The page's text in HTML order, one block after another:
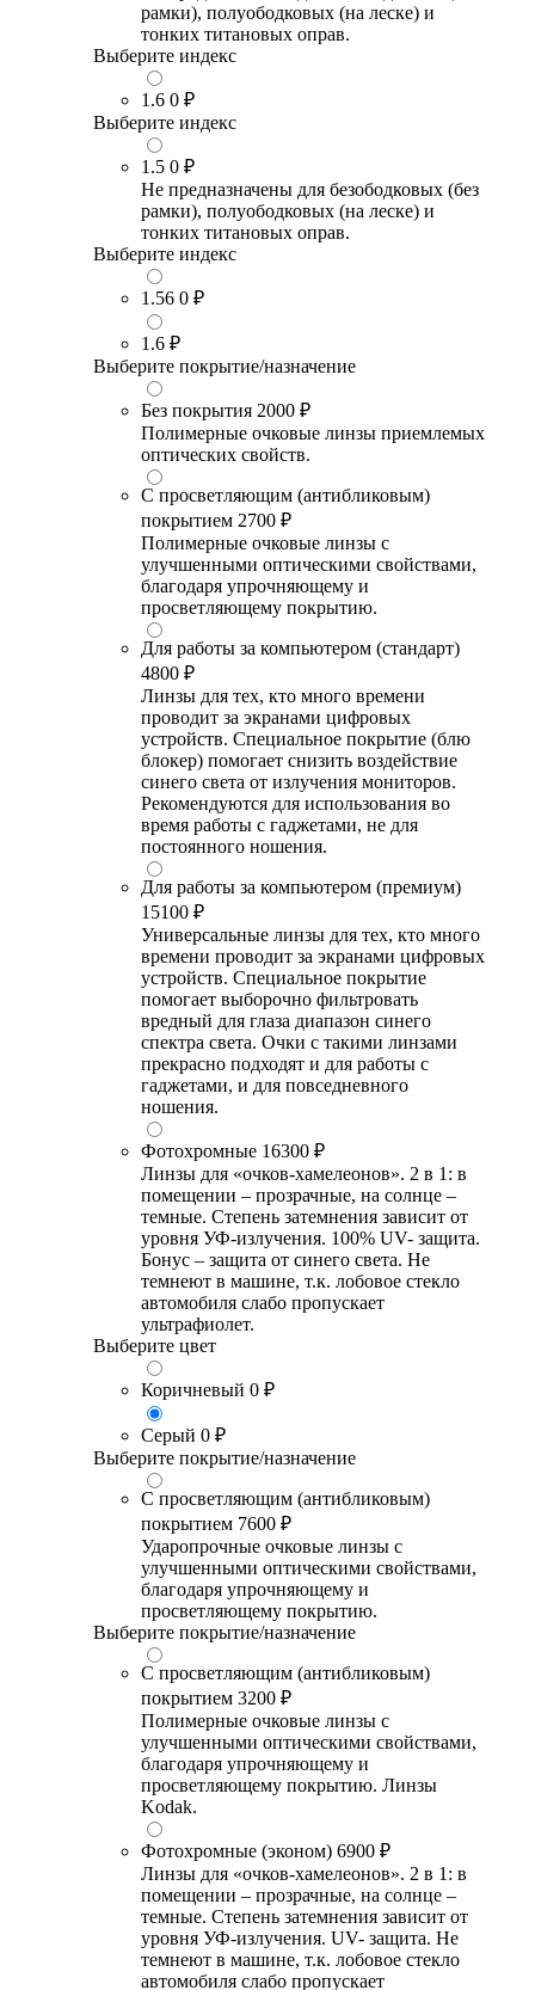
рамки), полуободковых (на леске) и
тонких титановых оправ.
Выберите индекс
1.6 0 ₽
Выберите индекс
1.5 0 ₽
Не предназначены для безободковых (без
рамки), полуободковых (на леске) и
тонких титановых оправ.
Выберите индекс
1.56 0 ₽
1.6 ₽
Выберите покрытие/назначение
Без покрытия 2000 ₽
Полимерные очковые линзы приемлемых
оптических свойств.
С просветляющим (антибликовым)
покрытием 2700 ₽
Полимерные очковые линзы с
улучшенными оптическими свойствами,
благодаря упрочняющему и
просветляющему покрытию.
Для работы за компьютером (стандарт)
4800 ₽
Линзы для тех, кто много времени
проводит за экранами цифровых
устройств. Специальное покрытие (блю
блокер) помогает снизить воздействие
синего света от излучения мониторов.
Рекомендуются для использования во
время работы с гаджетами, не для
постоянного ношения.
Для работы за компьютером (премиум)
15100 ₽
Универсальные линзы для тех, кто много
времени проводит за экранами цифровых
устройств. Специальное покрытие
помогает выборочно фильтровать
вредный для глаза диапазон синего
спектра света. Очки с такими линзами
прекрасно подходят и для работы с
гаджетами, и для повседневного
ношения.
Фотохромные 16300 ₽
Линзы для «очков-хамелеонов». 2 в 1: в
помещении – прозрачные, на солнце –
темные. Степень затемнения зависит от
уровня УФ-излучения. 100% UV- защита.
Бонус – защита от синего света. Не
темнеют в машине, т.к. лобовое стекло
автомобиля слабо пропускает
ультрафиолет.
Выберите цвет
Коричневый 0 ₽
Серый 0 ₽
Выберите покрытие/назначение
С просветляющим (антибликовым)
покрытием 7600 ₽
Ударопрочные очковые линзы с
улучшенными оптическими свойствами,
благодаря упрочняющему и
просветляющему покрытию.
Выберите покрытие/назначение
С просветляющим (антибликовым)
покрытием 3200 ₽
Полимерные очковые линзы с
улучшенными оптическими свойствами,
благодаря упрочняющему и
просветляющему покрытию. Линзы
Kodak.
Фотохромные (эконом) 6900 ₽
Линзы для «очков-хамелеонов». 2 в 1: в
помещении – прозрачные, на солнце –
темные. Степень затемнения зависит от
уровня УФ-излучения. UV- защита. Не
темнеют в машине, т.к. лобовое стекло
автомобиля слабо пропускает